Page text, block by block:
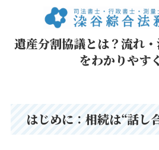
遺産分割協議とは？流れ
をわかりやす
はじめに ： 相続は“話し